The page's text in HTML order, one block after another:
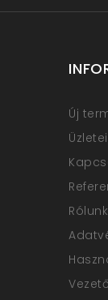
Új
Rólunk